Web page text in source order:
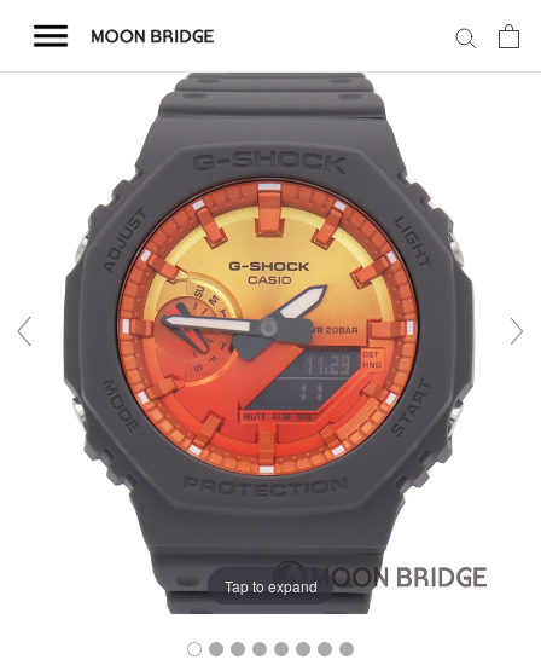
テ
商品一覧
会社概要
事業内容
買取価格例一覧
Tap to expand